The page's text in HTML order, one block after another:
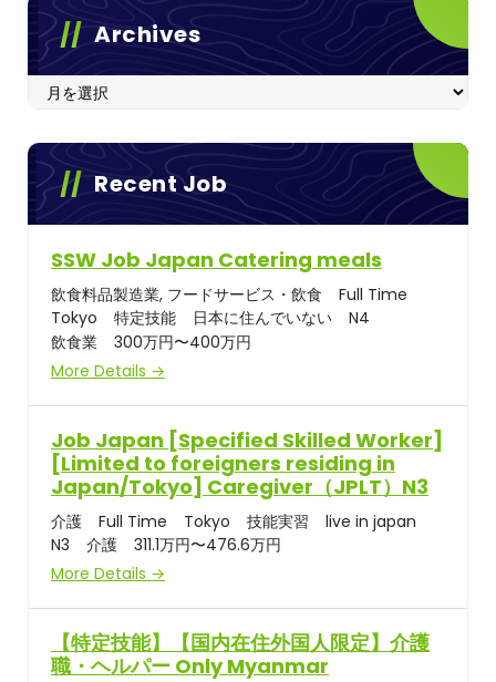
Archives
Archives
Recent Job
SSW Job Japan Catering meals
飲食料品製造業 フードサービス・飲食
Full Time
Tokyo
特定技能 日本に住んでいない
N4
飲食業
300万円〜400万円
More Details
Job Japan [Specified Skilled Worker]
[Limited to foreigners residing in
Japan/Tokyo] Caregiver（JPLT）N3
介護 Full Time Tokyo 技能実習
live in japan
N3
介護
311.1万円〜476.6万円
More Details
【特定技能】【国内在住外国人限定】介護
職・ヘルパー Only Myanmar